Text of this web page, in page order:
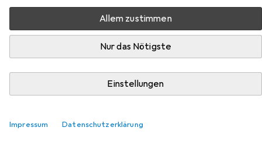
Allem zustimmen
Nur das Nötigste
Einstellungen
Impressum Datenschutzerklärung
EUR
38,90
WerkstarckMöbelgriffschrauben